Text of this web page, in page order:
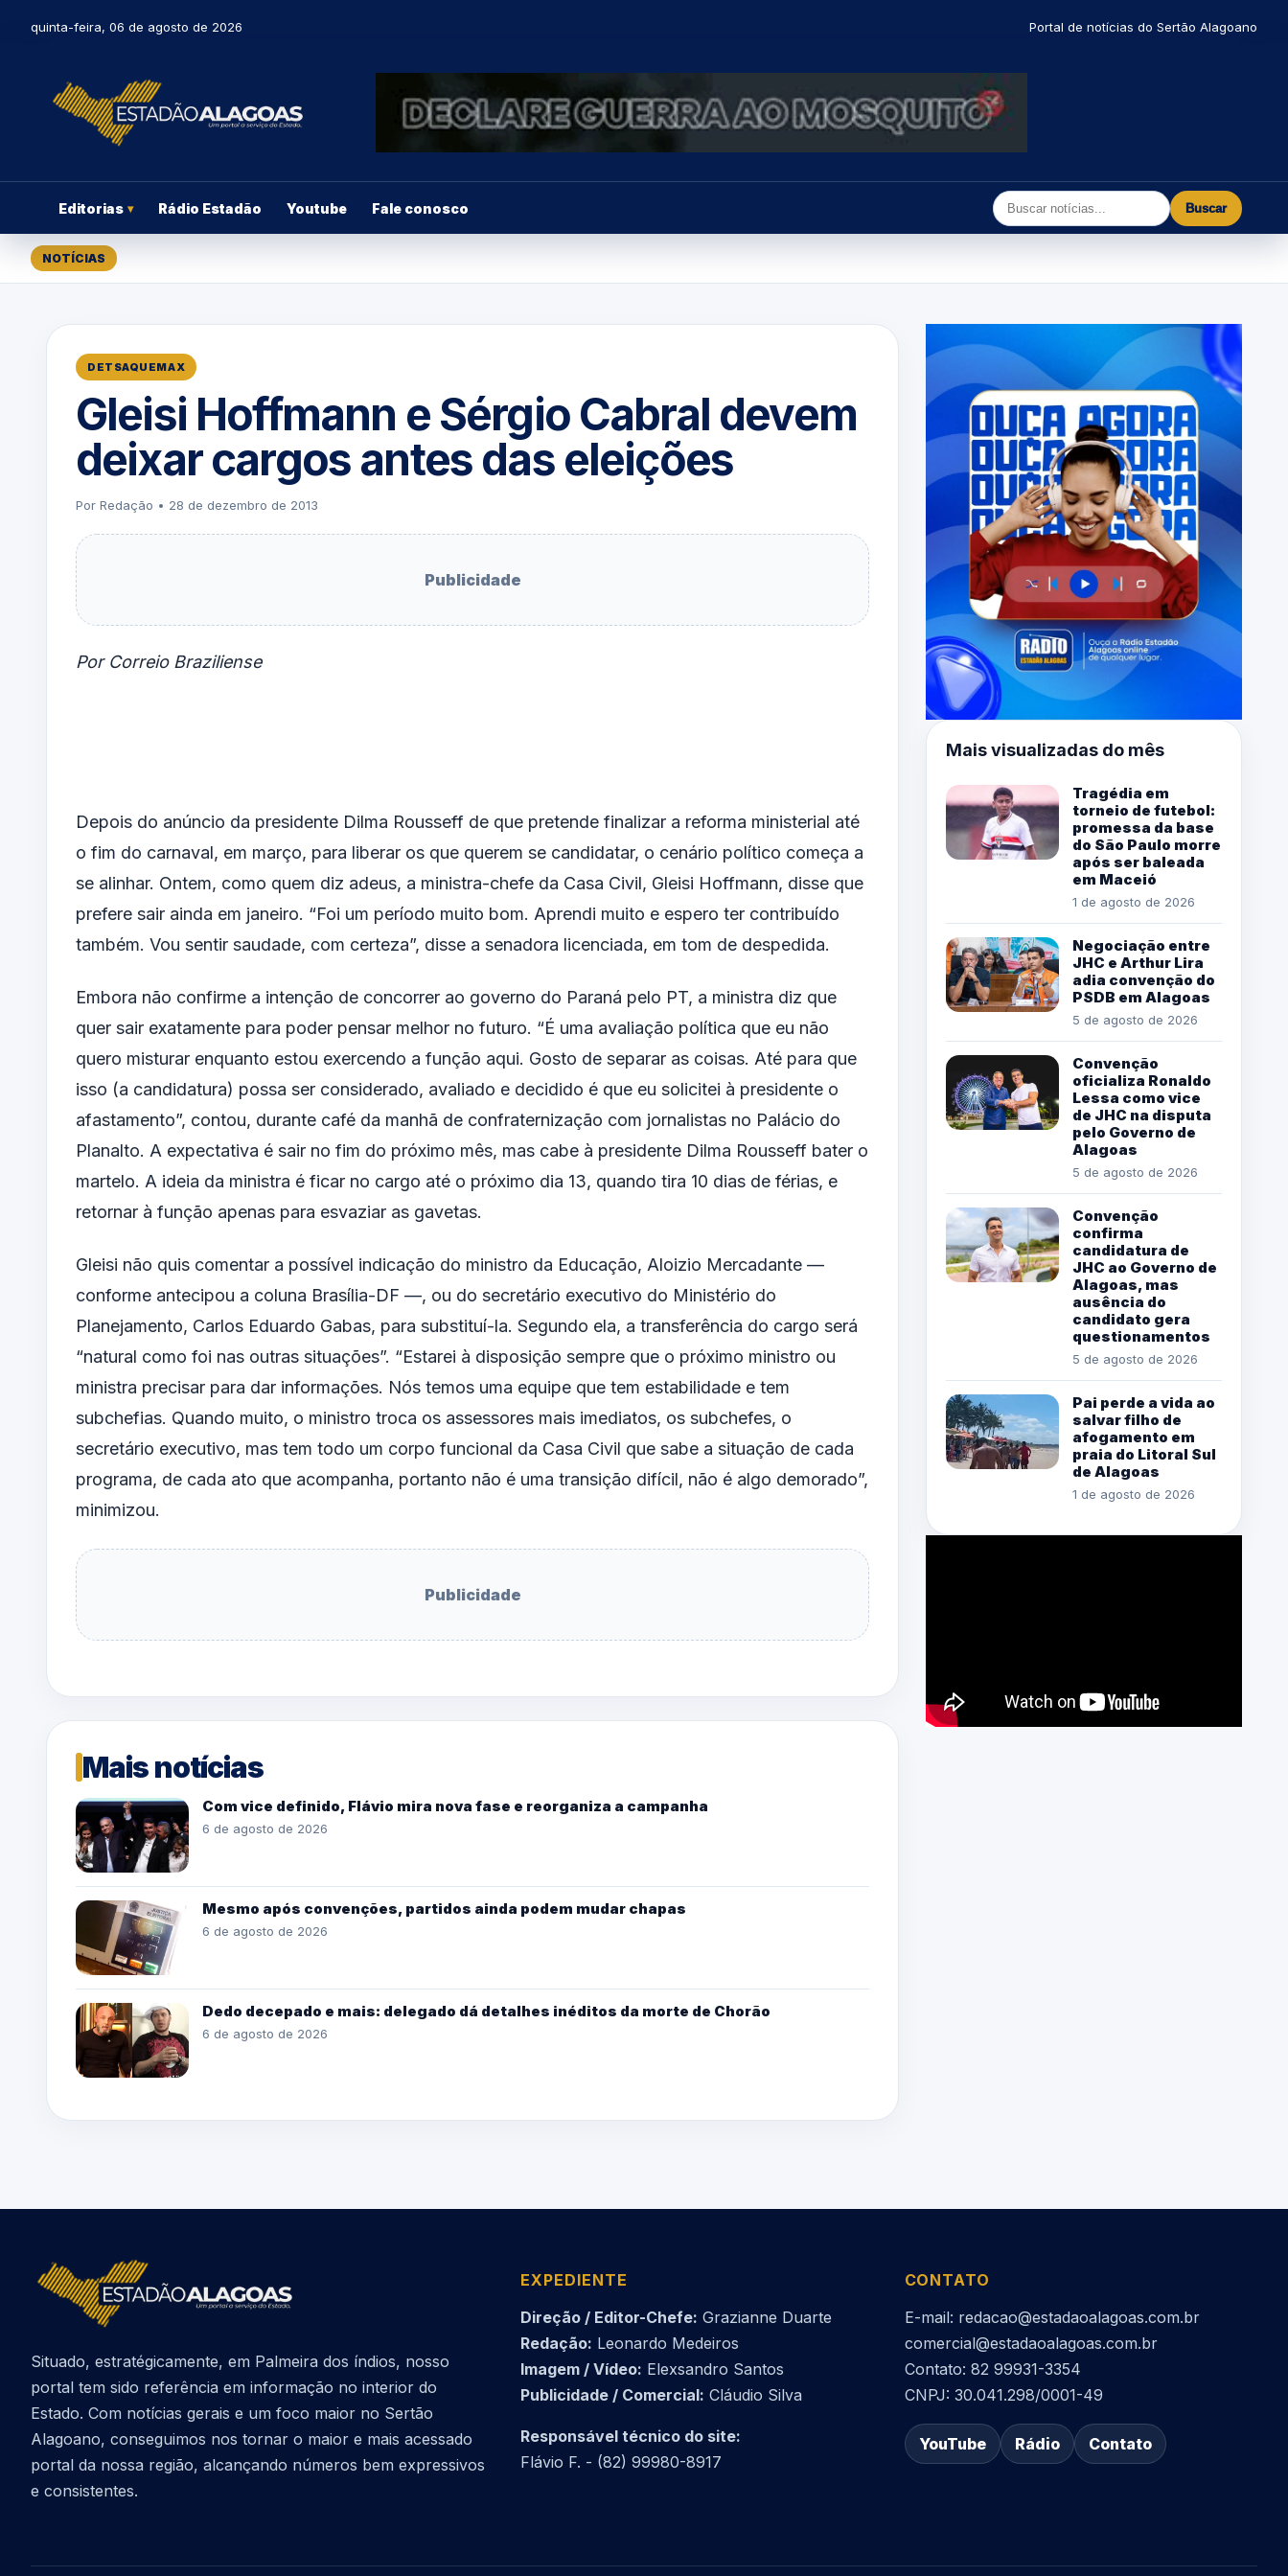
quinta-feira, 06 de agosto de 2026 Portal de notícias do Sertão Alagoano
Editorias ▾ Rádio Estadão Youtube Fale conosco Buscar
NOTÍCIAS
DETSAQUEMAX
Gleisi Hoffmann e Sérgio Cabral devem
deixar cargos antes das eleições
Por Redação • 28 de dezembro de 2013
Publicidade
Por Correio Braziliense
Depois do anúncio da presidente Dilma Rousseff de que pretende finalizar a reforma ministerial até
o fim do carnaval, em março, para liberar os que querem se candidatar, o cenário político começa a
se alinhar. Ontem, como quem diz adeus, a ministra-chefe da Casa Civil, Gleisi Hoffmann, disse que
prefere sair ainda em janeiro. “Foi um período muito bom. Aprendi muito e espero ter contribuído
também. Vou sentir saudade, com certeza”, disse a senadora licenciada, em tom de despedida.
Embora não confirme a intenção de concorrer ao governo do Paraná pelo PT, a ministra diz que
quer sair exatamente para poder pensar melhor no futuro. “É uma avaliação política que eu não
quero misturar enquanto estou exercendo a função aqui. Gosto de separar as coisas. Até para que
isso (a candidatura) possa ser considerado, avaliado e decidido é que eu solicitei à presidente o
afastamento”, contou, durante café da manhã de confraternização com jornalistas no Palácio do
Planalto. A expectativa é sair no fim do próximo mês, mas cabe à presidente Dilma Rousseff bater o
martelo. A ideia da ministra é ficar no cargo até o próximo dia 13, quando tira 10 dias de férias, e
retornar à função apenas para esvaziar as gavetas.
Gleisi não quis comentar a possível indicação do ministro da Educação, Aloizio Mercadante —
conforme antecipou a coluna Brasília-DF —, ou do secretário executivo do Ministério do
Planejamento, Carlos Eduardo Gabas, para substituí-la. Segundo ela, a transferência do cargo será
“natural como foi nas outras situações”. “Estarei à disposição sempre que o próximo ministro ou
ministra precisar para dar informações. Nós temos uma equipe que tem estabilidade e tem
subchefias. Quando muito, o ministro troca os assessores mais imediatos, os subchefes, o
secretário executivo, mas tem todo um corpo funcional da Casa Civil que sabe a situação de cada
programa, de cada ato que acompanha, portanto não é uma transição difícil, não é algo demorado”,
minimizou.
Publicidade
Mais notícias
Com vice definido, Flávio mira nova fase e reorganiza a campanha
6 de agosto de 2026
Mesmo após convenções, partidos ainda podem mudar chapas
6 de agosto de 2026
Dedo decepado e mais: delegado dá detalhes inéditos da morte de Chorão
6 de agosto de 2026
Mais visualizadas do mês
Tragédia em
torneio de futebol:
promessa da base
do São Paulo morre
após ser baleada
em Maceió
1 de agosto de 2026
Negociação entre
JHC e Arthur Lira
adia convenção do
PSDB em Alagoas
5 de agosto de 2026
Convenção
oficializa Ronaldo
Lessa como vice
de JHC na disputa
pelo Governo de
Alagoas
5 de agosto de 2026
Convenção
confirma
candidatura de
JHC ao Governo de
Alagoas, mas
ausência do
candidato gera
questionamentos
5 de agosto de 2026
Pai perde a vida ao
salvar filho de
afogamento em
praia do Litoral Sul
de Alagoas
1 de agosto de 2026
Situado, estratégicamente, em Palmeira dos índios, nosso
portal tem sido referência em informação no interior do
Estado. Com notícias gerais e um foco maior no Sertão
Alagoano, conseguimos nos tornar o maior e mais acessado
portal da nossa região, alcançando números bem expressivos
e consistentes.
EXPEDIENTE
Direção / Editor-Chefe: Grazianne Duarte
Redação: Leonardo Medeiros
Imagem / Vídeo: Elexsandro Santos
Publicidade / Comercial: Cláudio Silva
Responsável técnico do site:
Flávio F. - (82) 99980-8917
CONTATO
E-mail: redacao@estadaoalagoas.com.br
comercial@estadaoalagoas.com.br
Contato: 82 99931-3354
CNPJ: 30.041.298/0001-49
YouTube Rádio Contato